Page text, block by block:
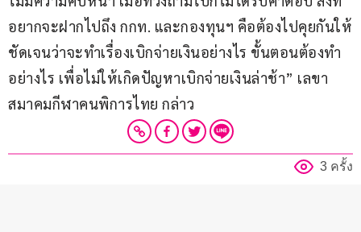
อยากจะฝากไปถึง กกท. และกองทุนฯ คือต้องไปคุยกันให้
ชัดเจนว่าจะทำเรื่องเบิกจ่ายเงินอย่างไร ขั้นตอนต้องทำ
อย่างไร เพื่อไม่ให้เกิดปัญหาเบิกจ่ายเงินล่าช้า” เลขา
สมาคมกีฬาคนพิการไทย กล่าว
3 ครั้ง